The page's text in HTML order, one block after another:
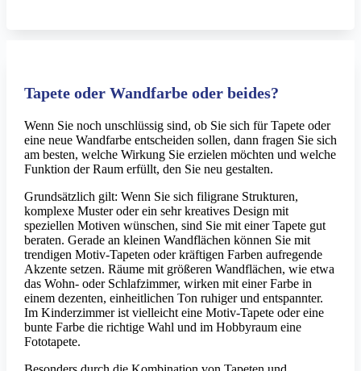
Tapete oder Wandfarbe oder beides?
Wenn Sie noch unschlüssig sind, ob Sie sich für Tapete oder
eine neue Wandfarbe entscheiden sollen, dann fragen Sie sich
am besten, welche Wirkung Sie erzielen möchten und welche
Funktion der Raum erfüllt, den Sie neu gestalten.
Grundsätzlich gilt: Wenn Sie sich filigrane Strukturen,
komplexe Muster oder ein sehr kreatives Design mit
speziellen Motiven wünschen, sind Sie mit einer Tapete gut
beraten. Gerade an kleinen Wandflächen können Sie mit
trendigen Motiv-Tapeten oder kräftigen Farben aufregende
Akzente setzen. Räume mit größeren Wandflächen, wie etwa
das Wohn- oder Schlafzimmer, wirken mit einer Farbe in
einem dezenten, einheitlichen Ton ruhiger und entspannter.
Im Kinderzimmer ist vielleicht eine Motiv-Tapete oder eine
bunte Farbe die richtige Wahl und im Hobbyraum eine
Fototapete.